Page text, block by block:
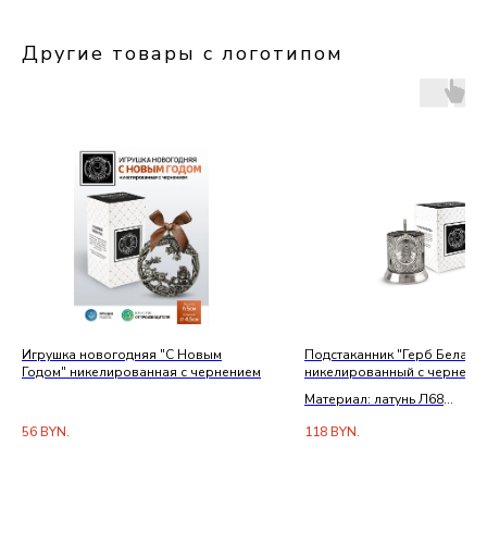
Другие товары с логотипом
Игрушка новогодняя "С Новым
Годом" никелированная с чернением
56BYN.
Подстаканник "Герб
никелированный с
Материал: латунь Л68
Комплектация:
118BYN.